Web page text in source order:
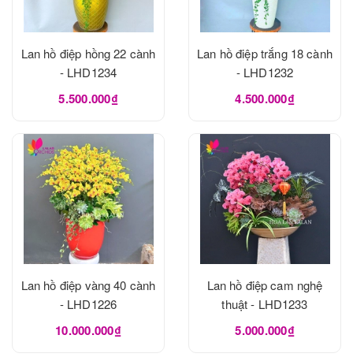
Lan hồ điệp hồng 22 cành
- LHD1234
5.500.000₫
Lan hồ điệp trắng 18 cành
- LHD1232
4.500.000₫
Lan hồ điệp vàng 40 cành
- LHD1226
10.000.000₫
Lan hồ điệp cam nghệ
thuật - LHD1233
5.000.000₫